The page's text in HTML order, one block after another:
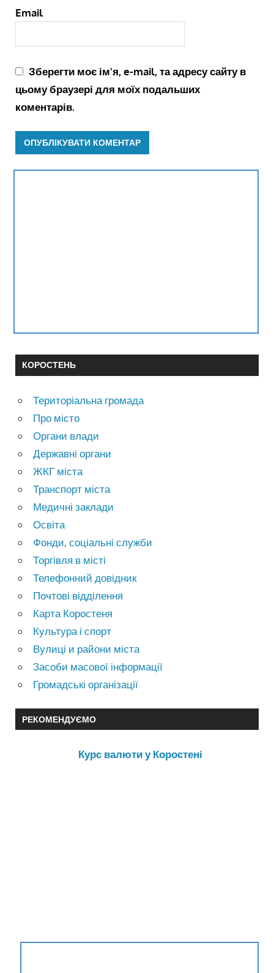
Email
Зберегти моє ім'я, e-mail, та адресу сайту в
цьому браузері для моїх подальших
коментарів.
КОРОСТЕНЬ
Територіальна громада
Про місто
Органи влади
Державні органи
ЖКГ міста
Транспорт міста
Медичні заклади
Освіта
Фонди, соціальні служби
Торгівля в місті
Телефонний довідник
Почтові відділення
Карта Коростеня
Культура і спорт
Вулиці и райони міста
Засоби масової інформації
Громадські організації
РЕКОМЕНДУЄМО
Курс валюти у Коростені